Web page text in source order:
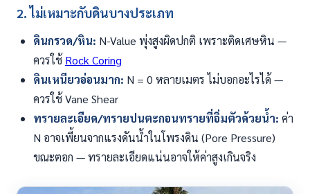
2. ไม่เหมาะกับดินบางประเภท
ดินกรวด/หิน: N-Value พุ่งสูงผิดปกติ เพราะติดเศษหิน —
ควรใช้ Rock Coring
ดินเหนียวอ่อนมาก: N = 0 หลายเมตร ไม่บอกอะไรได้ —
ควรใช้ Vane Shear
ทรายละเอียด/ทรายปนตะกอนทรายที่อิ่มตัวด้วยน้ำ: ค่า
N อาจเพี้ยนจากแรงดันน้ำในโพรงดิน (Pore Pressure)
ขณะตอก — ทรายละเอียดแน่นอาจให้ค่าสูงเกินจริง